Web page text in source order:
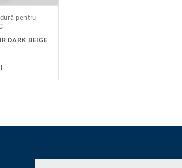
pentru
DARK BEIGE